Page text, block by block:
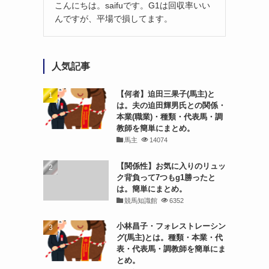
こんにちは。saifuです。G1は回収率いい
んですが、平場で損してます。
人気記事
【何者】迫田三果子(馬主)と
は。夫の迫田輝男氏との関係・
本業(職業)・種類・代表馬・調
教師を簡単にまとめ。
馬主 14074
【関係性】お気に入りのリュッ
ク背負って7つもg1勝ったと
は。簡単にまとめ。
競馬知識館 6352
小林昌子・フォレストレーシン
グ(馬主)とは。種類・本業・代
表・代表馬・調教師を簡単にま
とめ。